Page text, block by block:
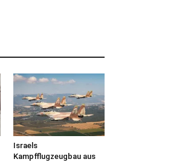
Israels
Kampfflugzeugbau aus